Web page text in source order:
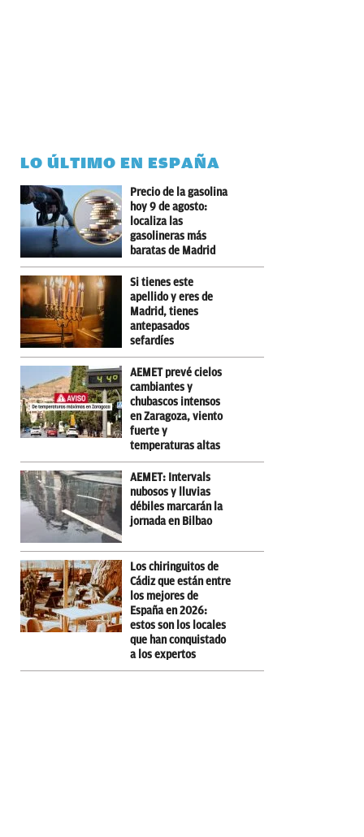
LO ÚLTIMO EN ESPAÑA
Precio de la gasolina
hoy 9 de agosto:
localiza las
gasolineras más
baratas de Madrid
Si tienes este
apellido y eres de
Madrid, tienes
antepasados
sefardíes
AEMET prevé cielos
cambiantes y
chubascos intensos
en Zaragoza, viento
fuerte y
temperaturas altas
AEMET: Intervals
nubosos y lluvias
débiles marcarán la
jornada en Bilbao
Los chiringuitos de
Cádiz que están entre
los mejores de
España en 2026:
estos son los locales
que han conquistado
a los expertos